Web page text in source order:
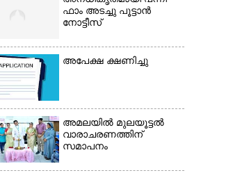
ഫാം അടച്ചു പൂട്ടാൻ
നോട്ടീസ്
അപേക്ഷ ക്ഷണിച്ചു
അമലയിൽ മുലയൂട്ടൽ
വാരാചരണത്തിന്
സമാപനം
×